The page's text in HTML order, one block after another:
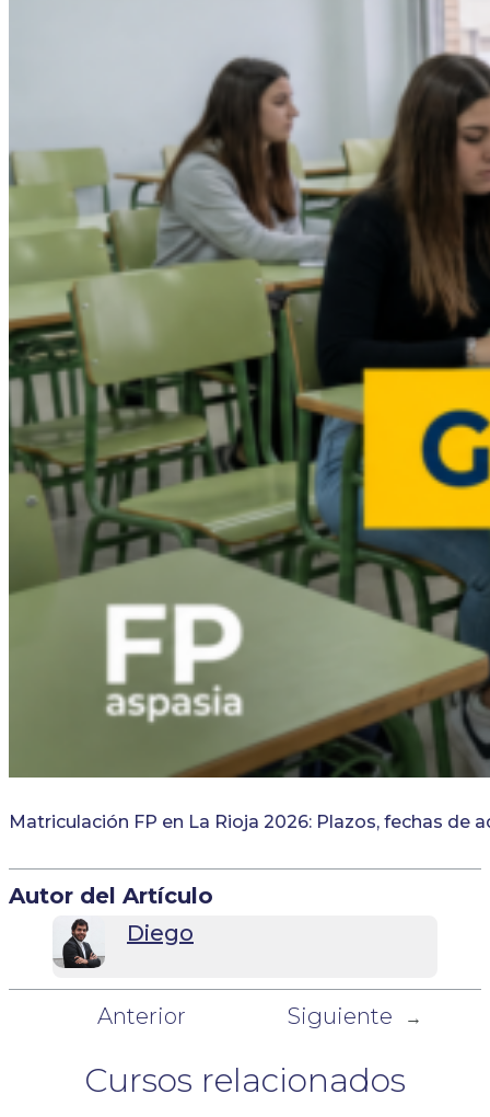
Matriculación FP en La Rioja 2026: Plazos, fechas
Autor del Artículo
Diego
Anterior Siguiente →
Cursos relacionados